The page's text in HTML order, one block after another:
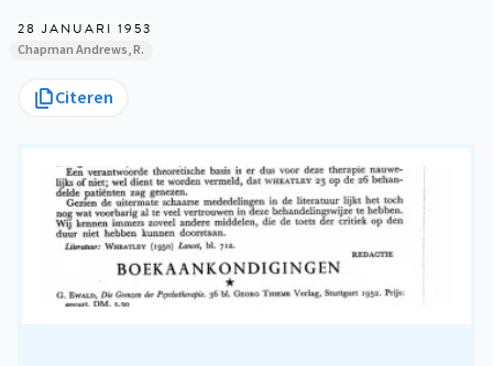
28 JANUARI 1953
Chapman Andrews, R.
Citeren